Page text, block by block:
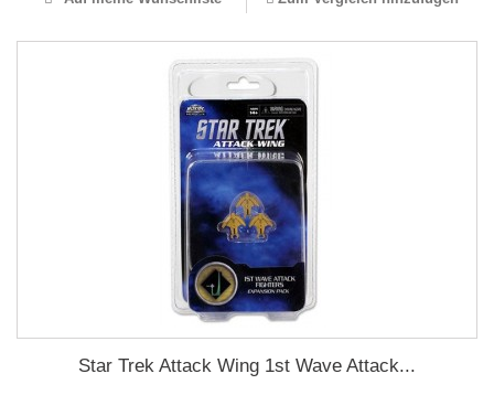
Star Trek Attack Wing 1st Wave Attack...